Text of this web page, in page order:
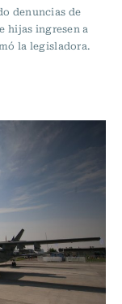
denuncias de
hijas ingresen a
la legisladora.